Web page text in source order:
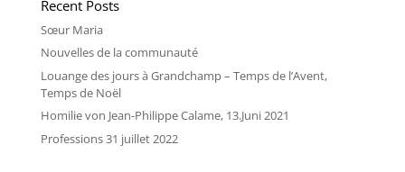
Recent Posts
Sœur Maria
Nouvelles de la communauté
Louange des jours à Grandchamp – Temps de l’Avent,
Temps de Noël
Homilie von Jean-Philippe Calame, 13.Juni 2021
Professions 31 juillet 2022